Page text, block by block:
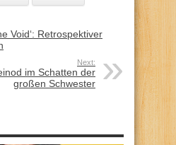
Void‘: Retrospektiver
Next:
im Schatten der
großen Schwester